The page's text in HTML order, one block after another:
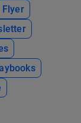
Flyer